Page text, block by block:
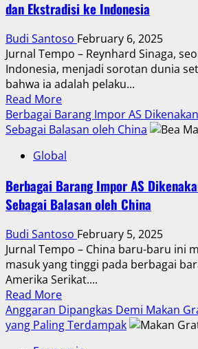
Program
Tetap
Aman
dan Ekstradisi ke Indonesia
Budi Santoso February 6, 2025
Jurnal Tempo – Reynhard Sinaga,
Indonesia, menjadi sorotan dunia
bahwa ia adalah pelaku...
Read MoreRead
more
about
Depan
Sinaga:
Antara
Inggris
dan
Ekstradisi
ke
Indonesia
Berbagai Barang Impor AS
Sebagai Balasan oleh China
Global
Berbagai Barang Impor AS
Sebagai Balasan oleh China
Budi Santoso February 5, 2025
Jurnal Tempo – China baru-baru ini
masuk yang tinggi pada berbagai
Amerika Serikat....
Read MoreRead
more
about
Anggaran Dipangkas Demi Makan
yang Paling Terdampak